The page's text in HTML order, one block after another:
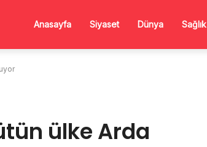
Anasayfa Siyaset Dünya Sağlık
ülke Arda